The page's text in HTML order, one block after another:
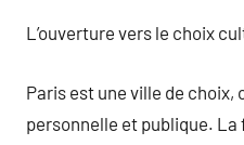
L’ouverture vers le choix
Paris est une ville de choix,
personnelle et publique.